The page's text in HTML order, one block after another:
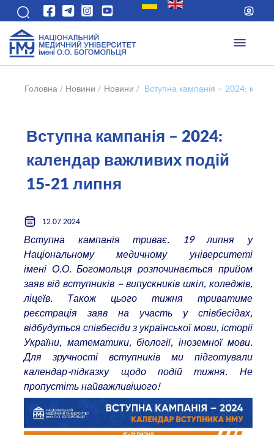
Головна / Новини / Новини / Вступна кампанія – 2024:
Вступна кампанія – 2024:
календар важливих подій
15-21 липня
12.07.2024
Вступна кампанія триває. 19 липня у
Національному медичному університеті
імені О.О. Богомольця розпочинається прийом
заяв від вступників – випускників шкіл, коледжів,
ліцеїв. Також цього тижнятриватиме
реєстрація заяв на участь у співбесідах,
відбудуться співбесіди з української мови, історії
України, математики, біології, іноземної мови.
Для зручності вступників ми підготували
календар-підказку щодо подій тижня. Не
пропустіть найважливішого!